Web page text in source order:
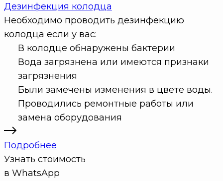
Дезинфекция колодца
Необходимо проводить дезинфекцию
колодца если у вас:
В колодце обнаружены бактерии
Вода загрязнена или имеются признаки
загрязнения
Были замечены изменения в цвете воды.
Проводились ремонтные работы или
замена оборудования
Подробнее
Узнать стоимость
в WhatsApp